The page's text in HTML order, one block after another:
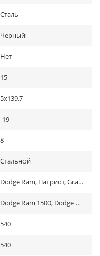
Сталь
Черный
Нет
15
5x139,7
-19
8
Стальной
Dodge Ram, Патриот, Grand Vitara, Vitara, Jimny
Dodge Ram 1500, Dodge Ram 1500 Rebel (2019-2021), Dodge Ram 2500 , Dodge Ram 2500 (...-...), Dodge Ram 3500, Dodge Ram 3500 (...-...), Suzuki Grand Vitara I (1998-2005), Suzuki Grand Vitara I (1998-2005), Suzuki Grand Vitara II (2005-2015), Suzuki Grand Vitara II (2005-2015), Suzuki Jimny (1970-1998), Suzuki Jimny (1998-2018), Suzuki Jimny (2018-2022), Suzuki Jimny (2019-...) , Suzuki Vitara (1991-1999), Suzuki Vitara (1991-1999), Suzuki Vitara II (2015-2019), УАЗ 469, УАЗ Барс, УАЗ Буханка (1958-...) , УАЗ Патриот (2005-2015), УАЗ Патриот (2015-2018), УАЗ Патриот (2019-...), УАЗ Патриот пикап (2008-...), УАЗ Симбир (2000-2005), УАЗ Фермер , УАЗ Хантер (2003-...), УАЗ-3151
540
540